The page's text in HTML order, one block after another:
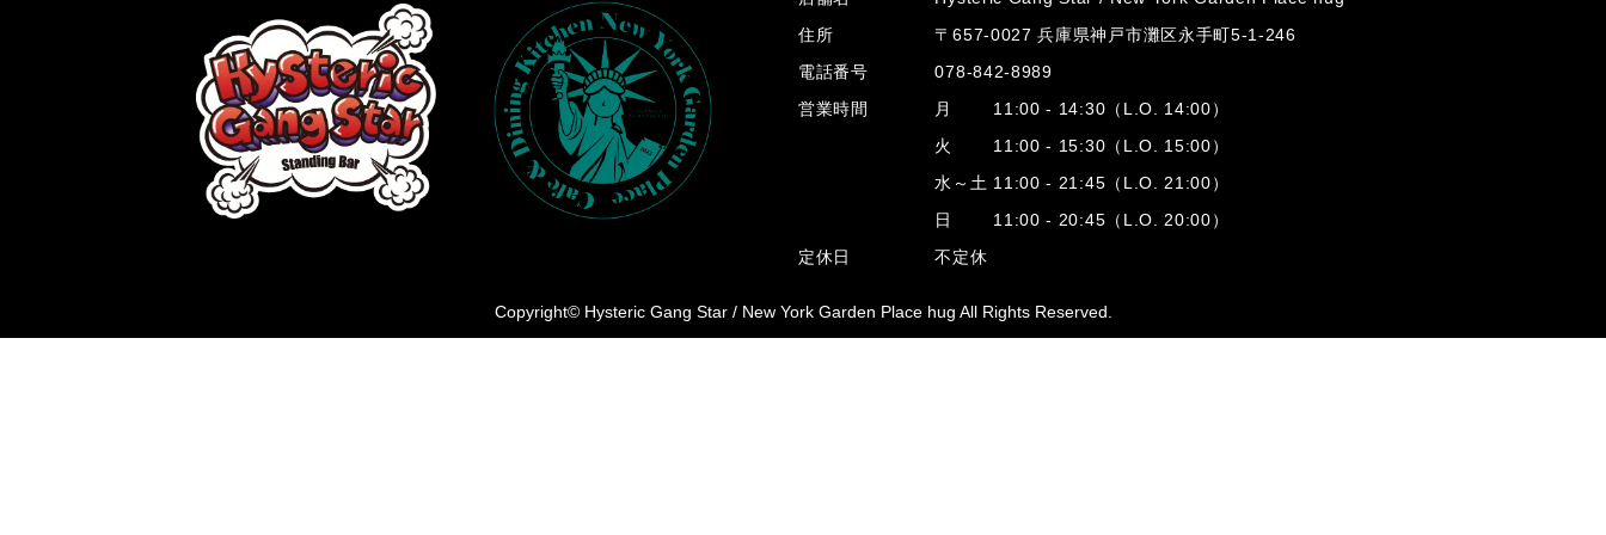
住所
〒657-0027 兵庫県神戸市灘区永手町5-1-246
電話番号
078-842-8989
営業時間
月 11:00 - 14:30（L.O. 14:00）
火 11:00 - 15:30（L.O. 15:00）
水～土 11:00 - 21:45（L.O. 21:00）
日 11:00 - 20:45（L.O. 20:00）
定休日
不定休
Copyright© Hysteric Gang Star / New York Garden Place hug All Rights Reserved.